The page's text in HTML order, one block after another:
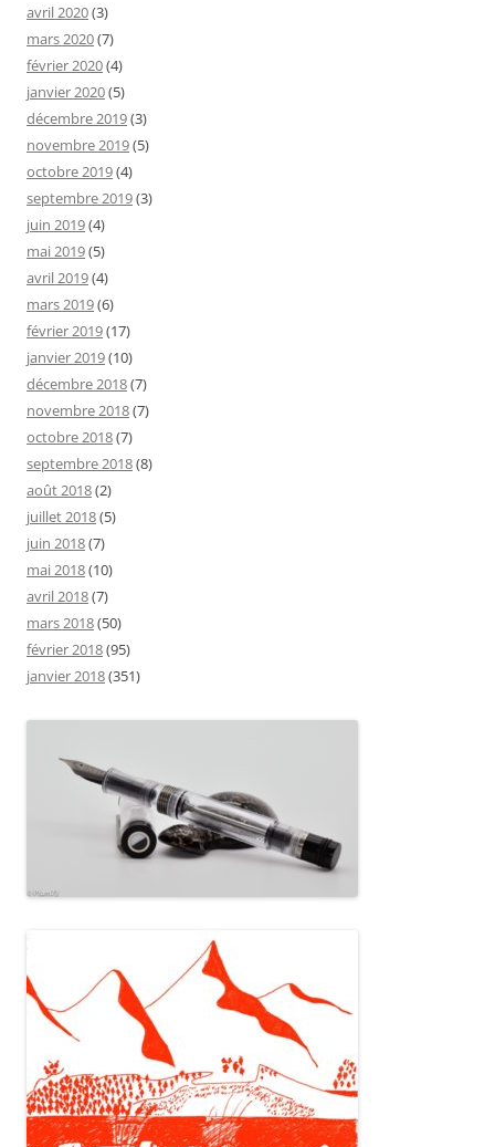
avril 2020(3)
mars 2020(7)
février 2020(4)
janvier 2020(5)
décembre 2019(3)
novembre 2019(5)
octobre 2019(4)
septembre 2019(3)
juin 2019(4)
mai 2019(5)
avril 2019(4)
mars 2019(6)
février 2019(17)
janvier 2019(10)
décembre 2018(7)
novembre 2018(7)
octobre 2018(7)
septembre 2018(8)
août 2018(2)
juillet 2018(5)
juin 2018(7)
mai 2018(10)
avril 2018(7)
mars 2018(50)
février 2018(95)
janvier 2018(351)